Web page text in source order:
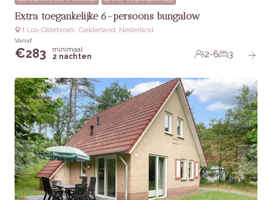
Extra toegankelijke 6-persoons bungalow
‘t Loo-Oldebroek, Gelderland, Nederland
Vanaf
€283
minimaal
2 nachten
2-6 3